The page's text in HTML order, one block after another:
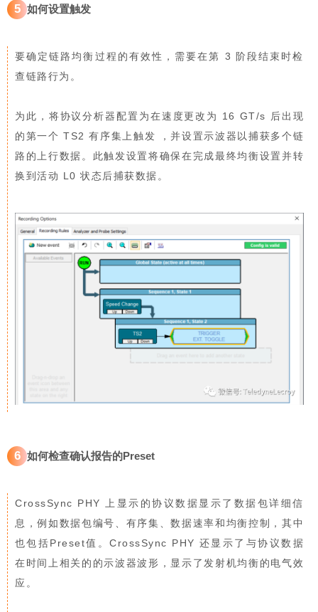
5 如何设置触发
要确定链路均衡过程的有效性，需要在第 3 阶段结束时检
查链路行为。
为此，将协议分析器配置为在速度更改为 16 GT/s 后出现
的第一个 TS2 有序集上触发 ，并设置示波器以捕获多个链
路的上行数据。此触发设置将确保在完成最终均衡设置并转
换到活动 L0 状态后捕获数据。
6 如何检查确认报告的Preset
CrossSync PHY 上显示的协议数据显示了数据包详细信
息，例如数据包编号、有序集、数据速率和均衡控制，其中
也包括Preset值。CrossSync PHY 还显示了与协议数据
在时间上相关的的示波器波形，显示了发射机均衡的电气效
应。